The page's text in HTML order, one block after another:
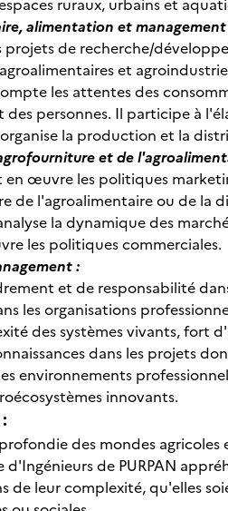
ruraux, urbains et
alimentation et
de recherche/
et
les attentes des
personnes. Il participe à
la production et la
et de
œuvre les politiques
de l'agroalimentaire ou de la
la dynamique des
les politiques commerciales.
:
et de responsabilité
les organisations
des systèmes vivants, fort
dans les projets
environnements
innovants.
des mondes
de PURPAN
de leur complexité, qu'elles